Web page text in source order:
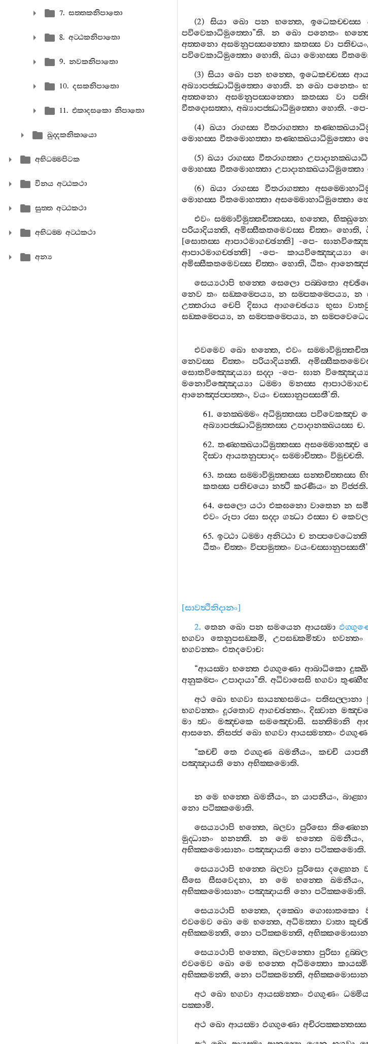
7. සත‍්තකනිපාතො
8. අට‍්ඨකනිපාතො
9. නවකනිපාතො
10. දසකනිපාතො
11. එකාදසකො නිපාතො
ඛුද‍්දකනිකායො
අභිධම‍්මපිටක
විනය අට‍්ඨකථා
සුත‍්ත අට‍්ඨකථා
අභිධම‍්ම අට‍්ඨකථා
අන්‍ය
(2)සියා ඛො පන භන‍්තෙ, ඉධෙකච‍්චස‍්ස
පවිවෙකාධිමුත‍්තො”ති. න ඛො පනෙතං
අත‍්තනො අසමනුපස‍්සන‍්තො කතස‍්ස වා පතිචයං
පවිවෙකාධිමුත‍්තො හොති, ඛයා මොහස‍්ස
(3)සියා ඛො පන භන‍්තෙ, ඉධෙකච‍්චස‍්ස
අබ්‍යාපජ‍්ඣාධිමුත‍්තො හොති.න ඛො පනෙතං
අත‍්තනො
අසමනුපස‍්සන‍්තො කතස‍්ස වා
වීතදොසත‍්තා, අබ්‍යාපජ‍්ඣාධිමුත‍්තො හොති. -පෙ-
(4)ඛයා රාගස‍්ස වීතරාගත‍්තා
මොහස‍්ස වීතමොහත‍්තා තණ‍්හක‍්ඛයාධිමුත‍්තො
(5)ඛයා රාගස‍්ස වීතරාගත‍්තා
මොහස‍්ස වීතමොහත‍්තා උපාදානක‍්ඛයාධිමුත‍්තො
(6) ඛයා රාගස‍්ස වීතරාගත‍්තා
මොහස‍්ස වීතමොහත‍්තා අසම‍්මොහාධිමුත‍්තො
එවං සම‍්මාවිමුත‍්තචිත‍්තස‍්ස,භන‍්තෙ,
පරියාදියන‍්ති, අමිස‍්සීකතමෙවස‍්ස චිත‍්තං හොති,
[සොතස‍්ස ආපාථමාගච‍්ඡන‍්ති] -පෙ-
ආපාථමාගච‍්ඡන‍්ති] -පෙ-කායවිඤ‍්ඤෙය්‍යා
අමිස‍්සීකතමෙවස‍්ස චිත‍්තං හොති, ඨිතං
සෙය්‍යථාපි භන‍්තෙ සෙලො පබ‍්බතො
නෙව තං සඞ‍්කම‍්පෙය්‍ය,න සම‍්පකම‍්පෙය්‍ය, න
උත‍්තරාය
චෙපි දිසාය ආගච‍්ඡෙය්‍ය භුසා
සඞ‍්කම‍්පෙය්‍ය, න සම‍්පකම‍්පෙය්‍ය, න
එවමෙව ඛො භන‍්තෙ,එවං
නෙවස‍්ස
චිත‍්තං පරියාදියන‍්ති.
සොතවිඤ‍්ඤෙය්‍යා සද‍්දා -පෙ- ඝාන
මනොවිඤ‍්ඤෙය්‍යා
ධම‍්මා මනස‍්ස
ආනෙඤ‍්ජප‍්පත‍්තං, වයං චස‍්සානුපස‍්සතී’ති.
61.නෙක‍්ඛම‍්මං අධිමුත‍්තස‍්ස පවිවෙකඤ‍්ච
අබ්‍යාපජ‍්ඣාධිමුත‍්තස‍්ස උපාදානක‍්ඛයස‍්ස ච.
62.තණ‍්හක‍්ඛයාධිමුත‍්තස‍්ස අසම‍්මොහඤ‍්ච
දිස‍්වා ආයතනුප‍්පාදං සම‍්මාචිත‍්තං විමුච‍්චති.
63.තස‍්ස සම‍්මාවිමුත‍්තස‍්ස සන‍්තචිත‍්තස‍්ස
කතස‍්ස පතිචයො නත්‍ථි කරණීයං න විජ‍්ජති.
64.සෙලො යථා එකඝනො වාතෙන න
එවං රූපා රසා සද‍්දා ගන්‍ධා ඵස‍්සා ච
65.ඉට‍්ඨා ධම‍්මා අනිට‍්ඨා ච නප‍්පවෙධෙන‍්ති
ඨිතං චිත‍්තං විප‍්පමුත‍්තං වයංචස‍්සානුපස‍්සතී’
[සාවත්‍ථිනිදානං]
2. තෙන ඛො පන සමයෙන ආයස‍්මා
භගවා
තෙනුපසඞ‍්කමි,උපසඞ‍්කමිත්‍වා භවන‍්තං
භගවන‍්තං එතදවොච:
“ආයස‍්මා භන‍්තෙ ඵග‍්ගුණො ආබාධිකො
අනුකම‍්පං උපාදායා”ති. අධිවාසෙසි භගවා
අථ ඛො භගවා සායන‍්හසමයං පතිසල‍්ලානා
භගවන‍්තං දූරතොව ආගච‍්ඡන‍්තං.දිස‍්වාන
මා
ත්‍වං මඤ‍්චකෙ සමඤ‍්චොසි.සන‍්තිමානි
ආසනෙ. නිසජ‍්ජ ඛො භගවා ආයස‍්මන‍්තං
“කච‍්චි තෙ ඵග‍්ගුණ ඛමනීයං, කච‍්චි
පඤ‍්ඤායති නො අභික‍්කමොති.
න මෙ භන‍්තෙ ඛමනීයං, න යාපනීයං,බාළ‍්හා
නො පටික‍්කමොති.
සෙය්‍යථාපි භන‍්තෙ,බලවා පුරිසො තිණ‍්හෙන
මුද‍්ධානං
හනන‍්ති.න මෙ භන‍්තෙ ඛමනීයං
අභික‍්කමොසානං පඤ‍්ඤායති නො පටික‍්කමොති.
සෙය්‍යථාපි භන‍්තෙ බලවා පුරිසො දළ‍්හෙන
සීසෙ
සීසවෙදනා,න මෙ භන‍්තෙ ඛමනීයං
අභික‍්කමොසානං පඤ‍්ඤායති නො පටික‍්කමොති.
සෙය්‍යථාපි
භන‍්තෙ, දක‍්ඛො ගොඝාතකො
එවමෙව ඛො මෙ භන‍්තෙ,අධිමත‍්තා වාතා
අභික‍්කමන‍්ති, නො පටික‍්කමන‍්ති,
සෙය්‍යථාපි භන‍්තෙ,බලවන‍්තො පුරිසා
එවමෙව ඛො මෙ භන‍්තෙ අධිමත‍්තො
අභික‍්කමන‍්ති, නො පටික‍්කමන‍්ති,
අථ ඛො භගවා ආයස‍්මන‍්තං ඵග‍්ගුණං
පක‍්කාමි.
අථ ඛො ආයස‍්මා ඵග‍්ගුණො අචිරපක‍්කන‍්තස‍්ස